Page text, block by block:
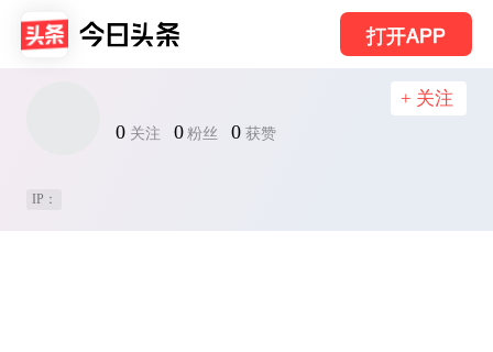
打开APP
0 关注 0 粉丝 0 获赞
+ 关注
IP：